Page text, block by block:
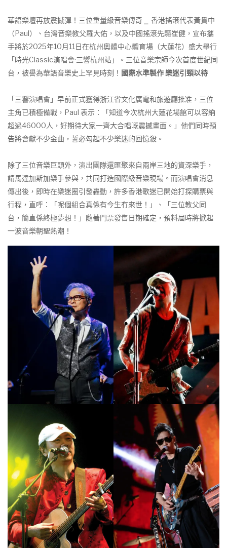
華語樂壇再放震撼彈！三位重量級音樂傳奇 ⎯ 香港搖滾代表黃貫中
（Paul）、台灣音樂教父羅大佑，以及中國搖滾先驅崔健，宣布攜
手將於2025年10月11日在杭州奧體中心體育場（大蓮花）盛大舉行
「時光Classic演唱會·三響杭州站」。三位音樂宗師今次首度世紀同
台，被譽為華語音樂史上罕見時刻！ 國際水準製作 樂迷引頸以待
「三響演唱會」早前正式獲得浙江省文化廣電和旅遊廳批准，三位
主角已積極備戰，Paul 表示：「知道今次杭州大蓮花場館可以容納
超過46000人，好期待大家一齊大合唱嘅震撼畫面。」他們同時預
告將會獻不少金曲，誓必勾起不少樂迷的回憶殺。
除了三位音樂巨頭外，演出團隊還匯聚來自兩岸三地的資深樂手，
請馬達加斯加樂手參與，共同打造國際級音樂現場。而演唱會消息
傳出後，即時在樂迷圈引發轟動，許多香港歌迷已開始打探購票與
行程，直呼：「呢個組合真係有今生冇來世！」、「三位教父同
台，簡直係終極夢想！」隨著門票發售日期確定，預料屆時將掀起
一波音樂朝聖熱潮！